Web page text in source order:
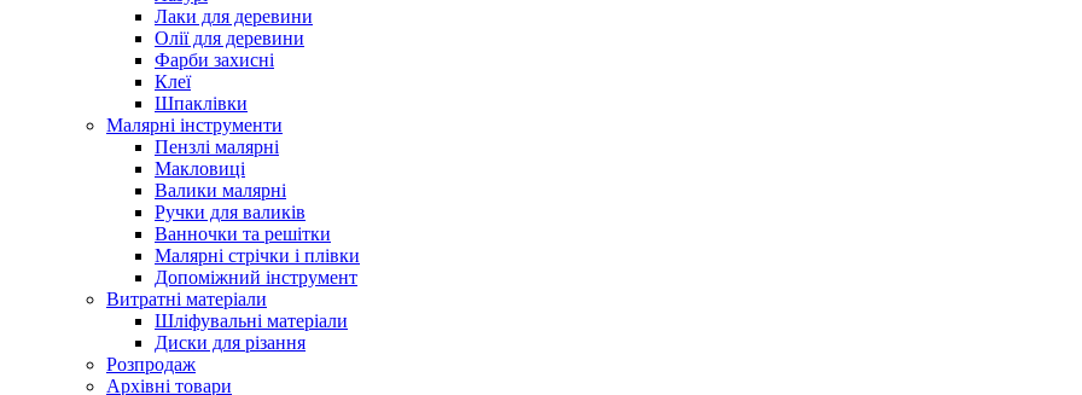
Лаки для деревини
Олії для деревини
Фарби захисні
Клеї
Шпаклівки
Малярні інструменти
Пензлі малярні
Макловиці
Валики малярні
Ручки для валиків
Ванночки та решітки
Малярні стрічки і плівки
Допоміжний інструмент
Витратні матеріали
Шліфувальні матеріали
Диски для різання
Розпродаж
Архівні товари